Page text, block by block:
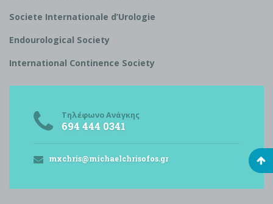
Societe Internationale d’Urologie
Endourological Society
International Continence Society
Τηλέφωνο Ανάγκης
694 444 0341
mxchris@michaelchrisofos.gr